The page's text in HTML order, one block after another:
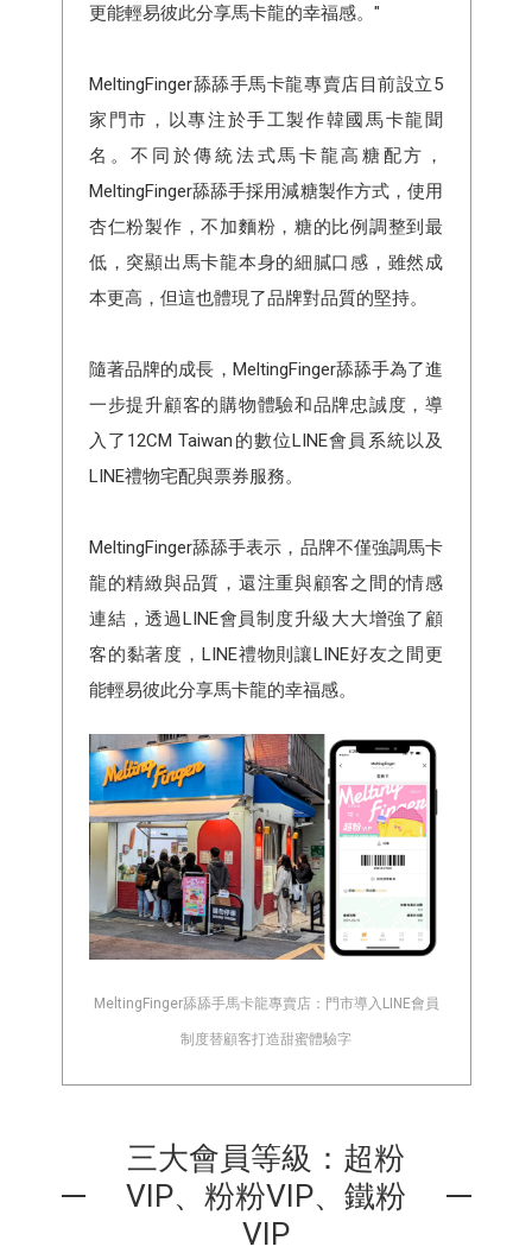
更能輕易彼此分享馬卡龍的幸福感。"
MeltingFinger舔舔手馬卡龍專賣店目前設立5
家門市，以專注於手工製作韓國馬卡龍聞
名。不同於傳統法式馬卡龍高糖配方，
MeltingFinger舔舔手採用減糖製作方式，使用
杏仁粉製作，不加麵粉，糖的比例調整到最
低，突顯出馬卡龍本身的細膩口感，雖然成
本更高，但這也體現了品牌對品質的堅持。
隨著品牌的成長，MeltingFinger舔舔手為了進
一步提升顧客的購物體驗和品牌忠誠度，導
入了12CM Taiwan的數位LINE會員系統以及
LINE禮物宅配與票券服務。
MeltingFinger舔舔手表示，品牌不僅強調馬卡
龍的精緻與品質，還注重與顧客之間的情感
連結，透過LINE會員制度升級大大增強了顧
客的黏著度，LINE禮物則讓LINE好友之間更
能輕易彼此分享馬卡龍的幸福感。
MeltingFinger舔舔手馬卡龍專賣店：門市導入LINE會員
制度替顧客打造甜蜜體驗字
三大會員等級：超粉
VIP、粉粉VIP、鐵粉
VIP